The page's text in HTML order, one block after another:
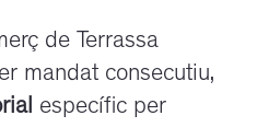
de Terrassa
mandat consecutiu,
específic per